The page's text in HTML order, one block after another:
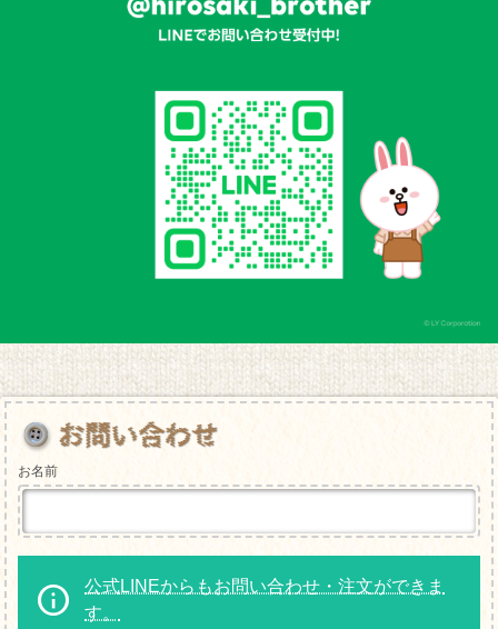
お名前
公式LINEからもお問い合わせ・注文ができま
す。